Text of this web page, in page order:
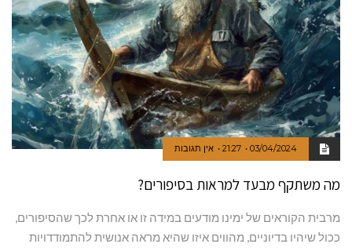
03/04/2024
21:27 אין תגובות
מה משתקף מבעד למראות בסיפורים?
מרבית הקוראים של ימינו מודעים במידה זו או אחרת לכך שהסיפורים,
ככול שיהיו בדיוניים, מהווים איזו שהיא מראה אנושית להתמודדויות